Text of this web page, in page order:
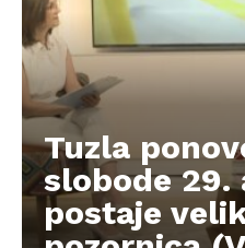
Tuzla
slobode 29.
postaje